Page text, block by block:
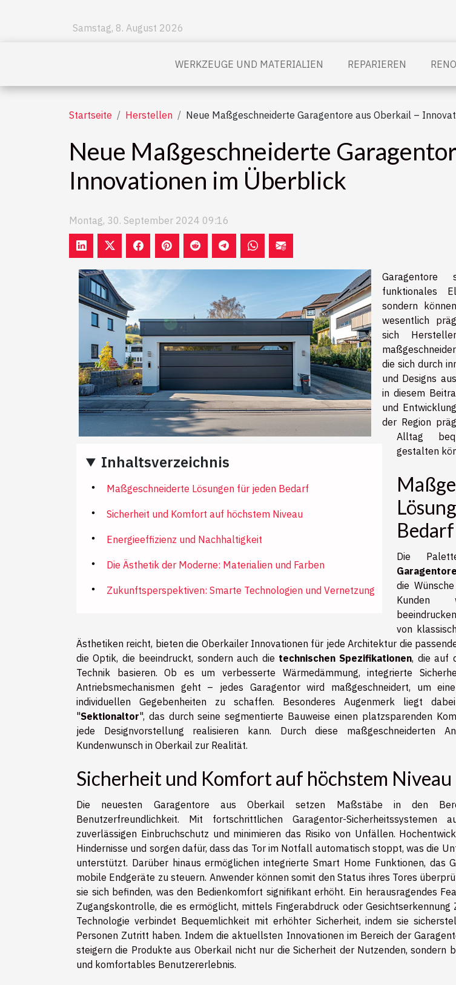
Samstag, 8. August 2026
WERKZEUGE UND MATERIALIEN REPARIEREN
Startseite Herstellen Neue Maßgeschneiderte Garagentore aus Oberkail –
Neue Maßgeschneiderte
Innovationen im Überblick
Montag, 30. September 2024 09:16
Inhaltsverzeichnis
Maßgeschneiderte Lösungen für jeden Bedarf
Sicherheit und Komfort auf höchstem Niveau
Energieeffizienz und Nachhaltigkeit
Die Ästhetik der Moderne: Materialien und Farben
Zukunftsperspektiven: Smarte Technologien und Vernetzung
funktionales
sondern
wesentlich
sich
die sich durch
und Designs
in diesem
und
der Region
Alltag
gestalten
Bedarf
Die
Garagentore
die
Kunden
von
Ästhetiken reicht, bieten die Oberkailer Innovationen für jede Architektur die
die Optik, die beeindruckt, sondern auch die technischen Spezifikationen, die auf
Technik basieren. Ob es um verbesserte Wärmedämmung, integrierte
Antriebsmechanismen geht – jedes Garagentor wird maßgeschneidert, um
individuellen Gegebenheiten zu schaffen. Besonderes Augenmerk liegt
"Sektionaltor", das durch seine segmentierte Bauweise einen platzsparenden
jede Designvorstellung realisieren kann. Durch diese maßgeschneiderten
Kundenwunsch in Oberkail zur Realität.
Sicherheit und Komfort auf höchstem Niveau
Die neuesten Garagentore aus Oberkail setzen Maßstäbe in den
Benutzerfreundlichkeit. Mit fortschrittlichen Garagentor-Sicherheitssystemen
zuverlässigen Einbruchschutz und minimieren das Risiko von Unfällen.
Hindernisse und sorgen dafür, dass das Tor im Notfall automatisch stoppt, was die
unterstützt. Darüber hinaus ermöglichen integrierte Smart Home Funktionen, das
mobile Endgeräte zu steuern. Anwender können somit den Status ihres Tores
sie sich befinden, was den Bedienkomfort signifikant erhöht. Ein herausragendes
Zugangskontrolle, die es ermöglicht, mittels Fingerabdruck oder
Technologie verbindet Bequemlichkeit mit erhöhter Sicherheit, indem sie
Personen Zutritt haben. Indem die aktuellsten Innovationen im Bereich der
steigern die Produkte aus Oberkail nicht nur die Sicherheit der Nutzenden, sondern
und komfortables Benutzererlebnis.